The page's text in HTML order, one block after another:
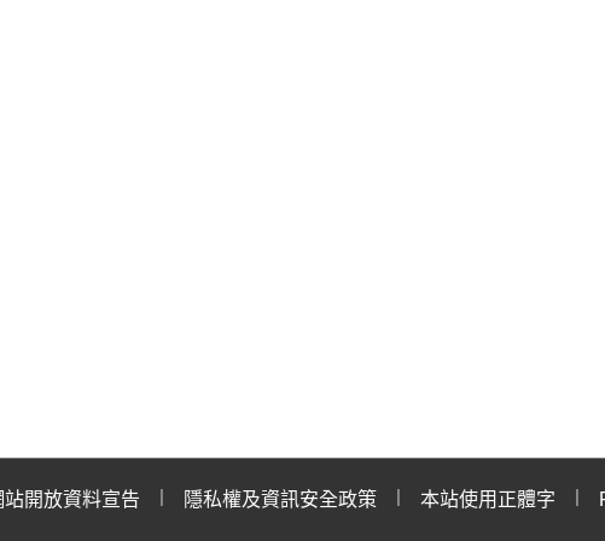
開放資料宣告 隱私權及資訊安全政策 本站使用正體字